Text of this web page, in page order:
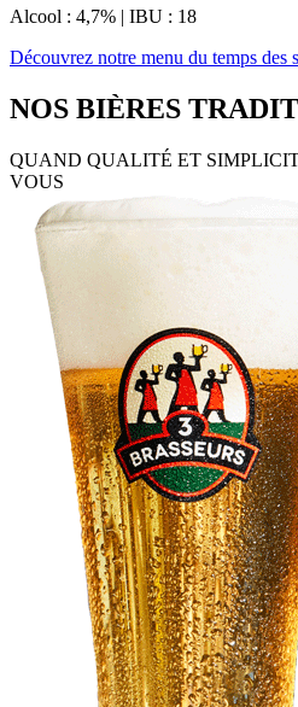
Alcool : 4,7% | IBU : 18
Découvrez notre menu du temps des
NOS BIÈRES
QUAND QUALITÉ ET
VOUS